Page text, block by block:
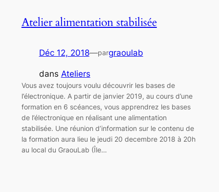
Atelier alimentation stabilisée
Déc 12, 2018—pargraoulab
dans Ateliers
Vous avez toujours voulu découvrir les bases de
l’électronique. A partir de janvier 2019, au cours d’une
formation en 6 scéances, vous apprendrez les bases
de l’électronique en réalisant une alimentation
stabilisée. Une réunion d’information sur le contenu de
la formation aura lieu le jeudi 20 decembre 2018 à 20h
au local du GraouLab (Île…